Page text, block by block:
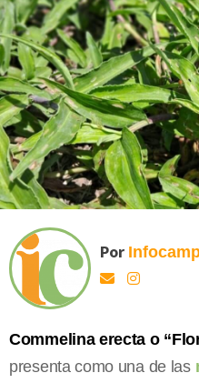
Por
Commelina erecta o
presenta como una de las